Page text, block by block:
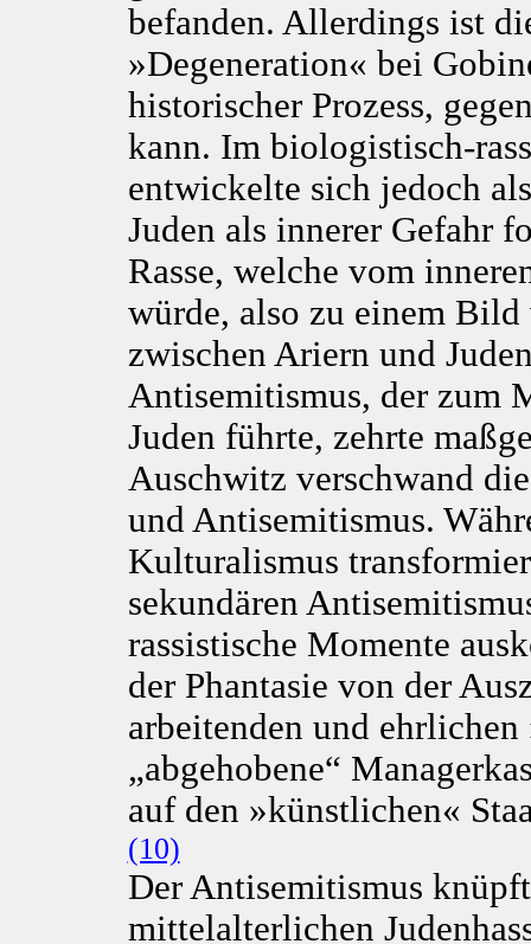
befanden. Allerdings ist
»Degeneration« bei
historischer Prozess,
kann. Im biologistisch-
entwickelte sich jedoch
Juden als innerer Gefahr
Rasse, welche vom
würde, also zu einem Bild
zwischen Ariern und
Antisemitismus, der zum
Juden führte, zehrte
Auschwitz verschwand
und Antisemitismus.
Kulturalismus
sekundären
rassistische Momente
der Phantasie von der
arbeitenden und
„abgehobene“
auf den »künstlichen«
(10)
Der Antisemitismus
mittelalterlichen